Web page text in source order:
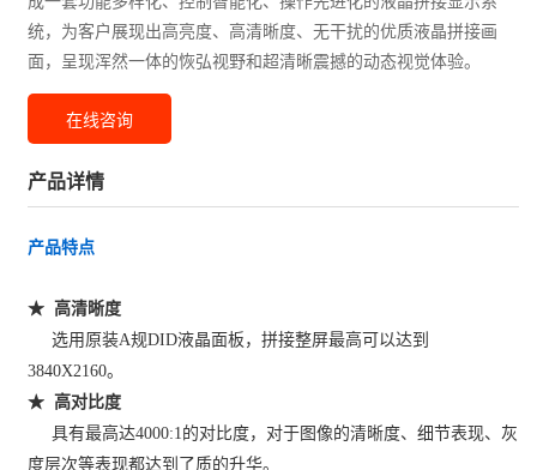
统，为客户展现出高亮度、高清晰度、无干扰的优质液晶拼接画
面，呈现浑然一体的恢弘视野和超清晰震撼的动态视觉体验。
在线咨询
产品详情
产品特点
★ 高清晰度
选用原装A规DID液晶面板，拼接整屏最高可以达到
3840X2160。
★ 高对比度
具有最高达4000:1的对比度，对于图像的清晰度、细节表现、灰
度层次等表现都达到了质的升华。